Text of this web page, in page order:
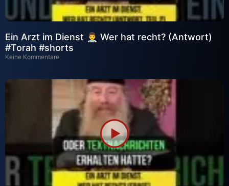
Ein Arzt im Dienst 👨‍⚕️ Wer hat recht? (Antwort)
#Torah #shorts
Keine Kommentare